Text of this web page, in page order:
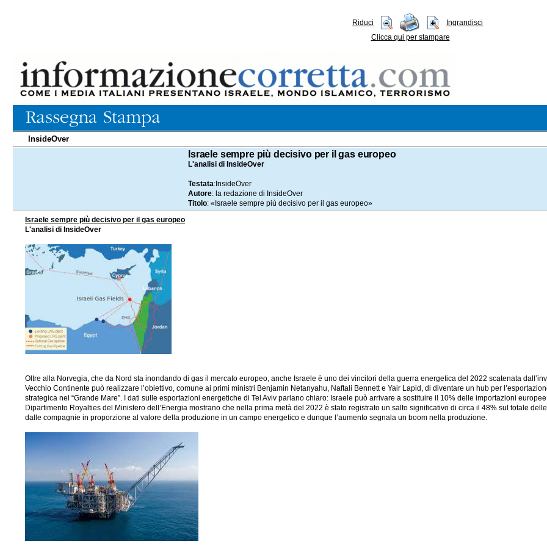
Riduci
Ingrandisci
Clicca qui per stampare
InsideOver
Israele sempre più decisivo per il gas europeo
L'analisi di InsideOver
Testata:InsideOver
Autore: la redazione di InsideOver
Titolo: «Israele sempre più decisivo per il gas europeo»
Israele sempre più decisivo per il gas europeo
L'analisi di InsideOver
Oltre alla Norvegia, che da Nord sta inondando di gas il mercato europeo, anche Israele è uno dei vincitori della guerra energetica del 2022 scatenata
Vecchio Continente può realizzare l’obiettivo, comune ai primi ministri Benjamin Netanyahu, Naftali Bennett e Yair Lapid, di diventare un hub per
strategica nel “Grande Mare”. I dati sulle esportazioni energetiche di Tel Aviv parlano chiaro: Israele può arrivare a sostituire il 10% delle importazioni
Dipartimento Royalties del Ministero dell’Energia mostrano che nella prima metà del 2022 è stato registrato un salto significativo di circa il 48% sul totale
dalle compagnie in proporzione al valore della produzione in un campo energetico e dunque l’aumento segnala un boom nella produzione.